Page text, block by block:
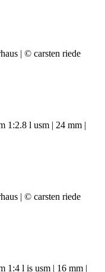
1:2.8 l usm | 24 mm |
1:4 l is usm | 16 mm |